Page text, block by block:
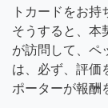
トカードをお持
そうすると、本
が訪問して、ペ
は、必ず、評価
ポーターが報酬